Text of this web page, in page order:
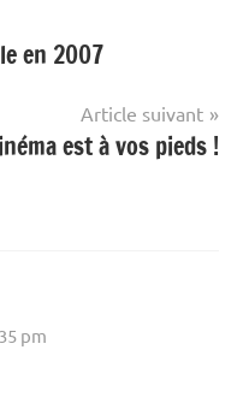
en 2007
Article suivant
est à vos pieds !
pm